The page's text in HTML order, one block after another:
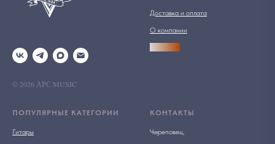
© 2026 АРС MUSIC
Доставка и оплата
О компании
ПОПУЛЯРНЫЕ КАТЕГОРИИ
Гитары
КОНТАКТЫ
Череповец,